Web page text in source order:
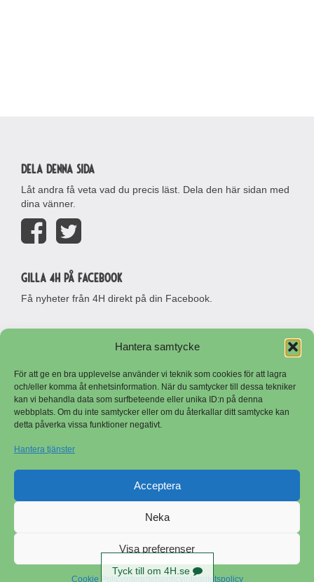
Hantera samtycke
För att ge en bra upplevelse använder vi teknik som cookies för att lagra
och/eller komma åt enhetsinformation. När du samtycker till dessa tekniker
kan vi behandla data som surfbeteende eller unika ID:n på denna
webbplats. Om du inte samtycker eller om du återkallar ditt samtycke kan
detta påverka vissa funktioner negativt.
Hantera tjänster
Acceptera
Neka
Visa preferenser
Cookie Policy integritetspolicy
Dela denna sida
Låt andra få veta vad du precis läst. Dela den här sidan med
dina vänner.
Gilla 4H på Facebook
Få nyheter från 4H direkt på din Facebook.
Besöksadress
Stora Malmsvägen 7
641 50 Katrineholm
641 50 Katrineholm
Logga in
Copyright © Sveriges 4H
Tyck till om 4H.se